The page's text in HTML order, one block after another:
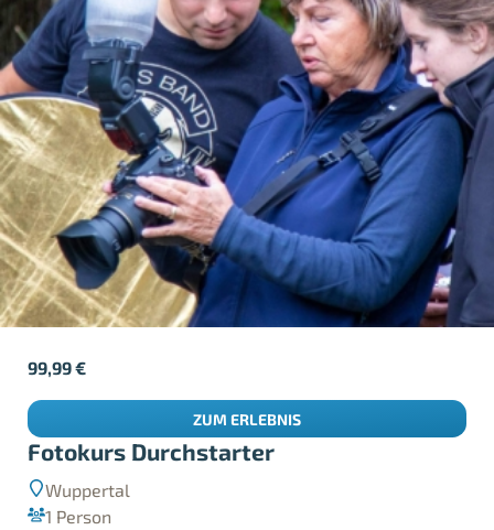
Fotokurs Durchstarter
Wuppertal
1 Person
99,99€
ZUM ERLEBNIS